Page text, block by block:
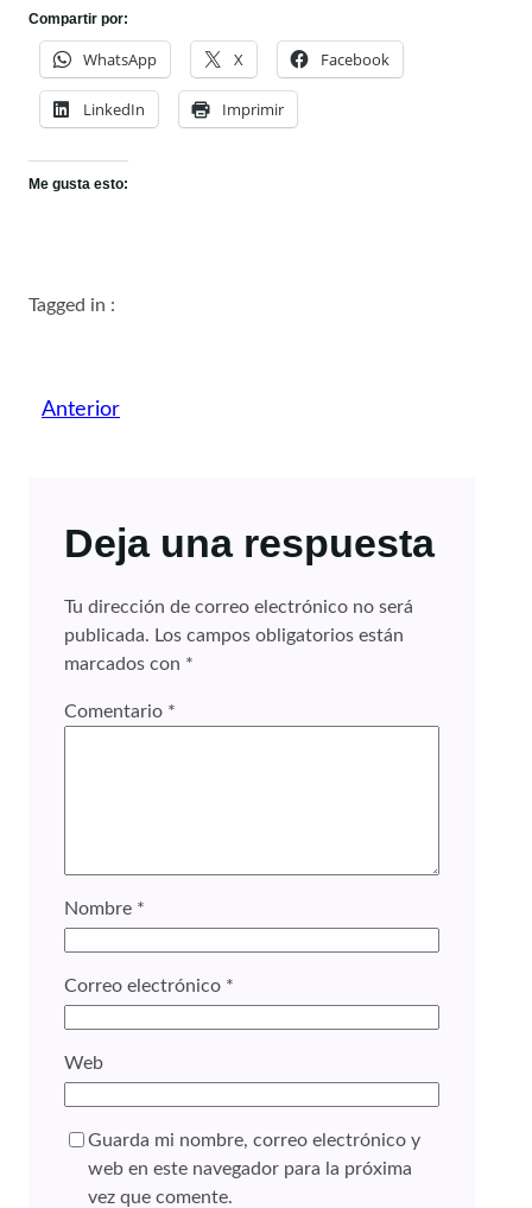
Compartir por:
WhatsApp X Facebook
LinkedIn Imprimir
Me gusta esto:
Tagged in :
Anterior
Deja una respuesta
Tu dirección de correo electrónico no será
publicada. Los campos obligatorios están
marcados con *
Comentario *
Nombre *
Correo electrónico *
Web
Guarda mi nombre, correo electrónico y
web en este navegador para la próxima
vez que comente.